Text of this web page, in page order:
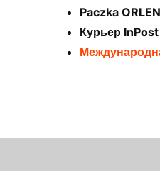
Paczka ORLEN
Курьер InPost